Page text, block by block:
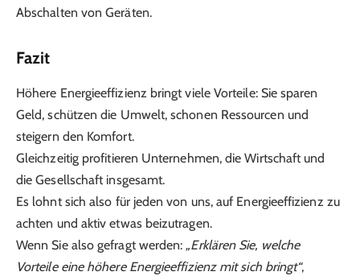
Abschalten von Geräten.
Fazit
Höhere Energieeffizienz bringt viele Vorteile: Sie sparen
Geld, schützen die Umwelt, schonen Ressourcen und
steigern den Komfort.
Gleichzeitig profitieren Unternehmen, die Wirtschaft und
die Gesellschaft insgesamt.
Es lohnt sich also für jeden von uns, auf Energieeffizienz zu
achten und aktiv etwas beizutragen.
Wenn Sie also gefragt werden:„Erklären Sie, welche
Vorteile eine höhere Energieeffizienz mit sich bringt“,